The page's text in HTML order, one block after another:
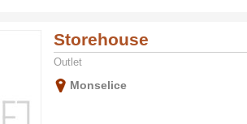
Storehouse
Outlet
Monselice